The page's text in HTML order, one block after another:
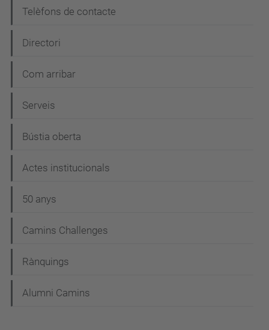
Telèfons de contacte
Directori
Com arribar
Serveis
Bústia oberta
Actes institucionals
50 anys
Camins Challenges
Rànquings
Alumni Camins